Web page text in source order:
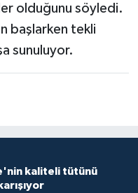
olduğunu söyledi.
başlarken tekli
sunuluyor.
kaliteli tütünü